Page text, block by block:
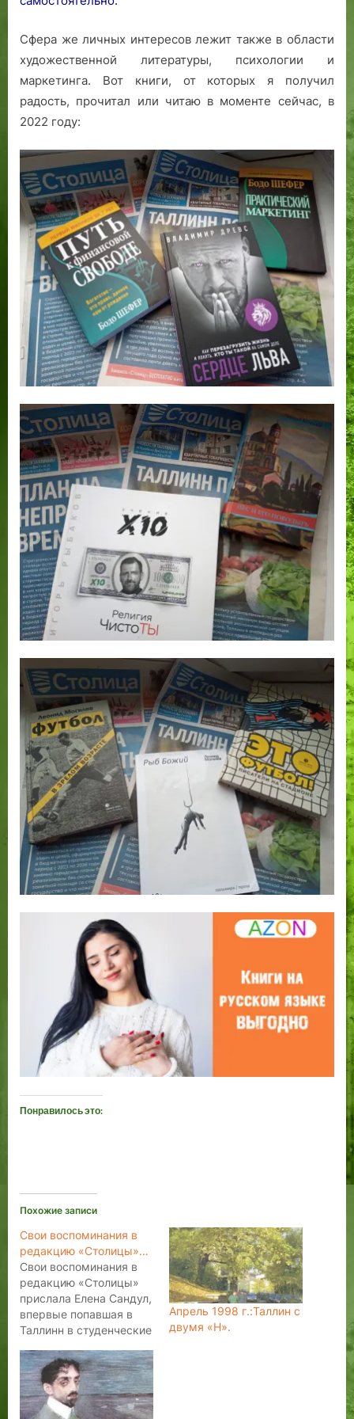
Сфера же личных интересов лежит также в области
художественной литературы, психологии и
маркетинга. Вот книги, от которых я получил
радость, прочитал или читаю в моменте сейчас, в
2022 году:
Понравилось это:
Похожие записи
Свои воспоминания в
редакцию «Столицы»…
Свои воспоминания в
редакцию «Столицы»
прислала Елена Сандул,
впервые попавшая в
Таллинн в студенческие
любопытства, а позднее
оставшаяся в городе
навсегда. Это было
давно... Десятка три лет
Апрель 1998 г.:Таллин с
двумя «Н».